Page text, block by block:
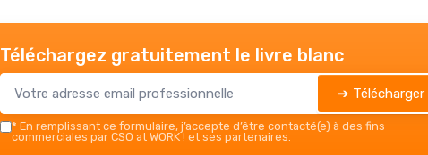
Téléchargez gratuitement le livre blanc
➔ Télécharger
* En remplissant ce formulaire, j’accepte d’être contacté(e) à des fins
commerciales par CSO at WORK ! et ses partenaires.